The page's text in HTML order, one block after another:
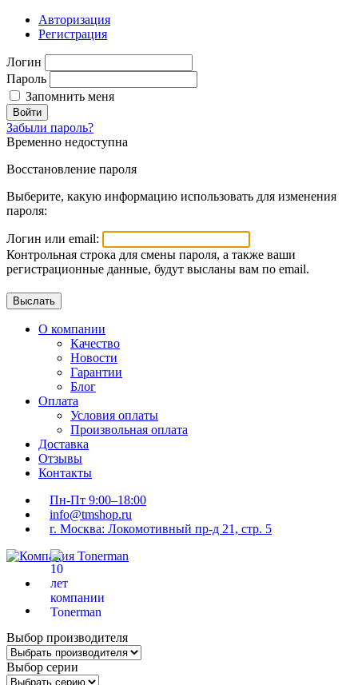
Авторизация
Регистрация
Логин
Пароль
Запомнить меня
Войти
Забыли пароль?
Временно недоступна
Восстановление пароля
Выберите, какую информацию использовать для изменения
пароля:
Логин или email:
Контрольная строка для смены пароля, а также ваши
регистрационные данные, будут высланы вам по email.
О компании
Качество
Новости
Гарантии
Блог
Оплата
Условия оплаты
Произвольная оплата
Доставка
Отзывы
Контакты
Пн-Пт 9:00–18:00
info@tmshop.ru
г. Москва: Локомотивный пр-д 21, стр. 5
Выбор производителя
Выбор серии